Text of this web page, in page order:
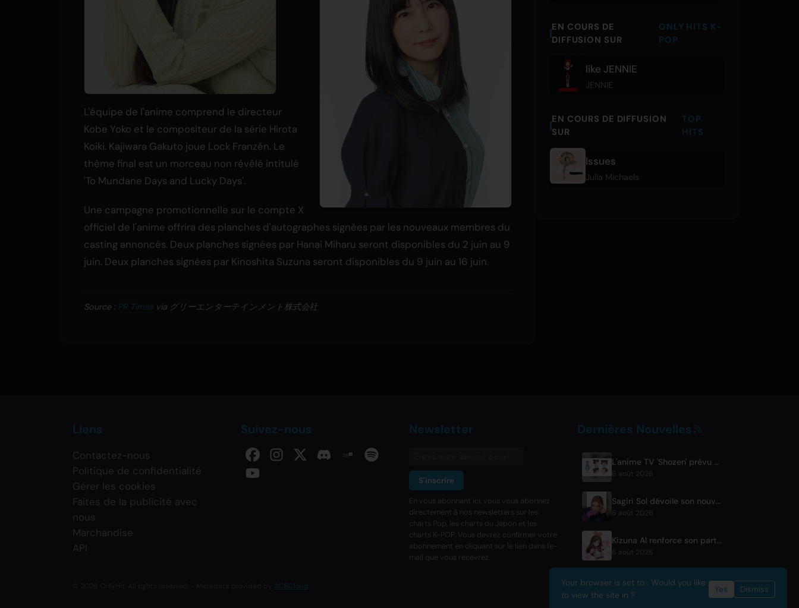
L'équipe de l'anime comprend le directeur
Kobe Yoko et le compositeur de la série Hirota
Koiki. Kajiwara Gakuto joue Lock Franzén. Le
thème final est un morceau non révélé intitulé
'To Mundane Days and Lucky Days'.
Une campagne promotionnelle sur le compte X
officiel de l'anime offrira des planches d'autographes signées par les nouveaux membres du
casting annoncés. Deux planches signées par Hanai Miharu seront disponibles du 2 juin au 9
juin. Deux planches signées par Kinoshita Suzuna seront disponibles du 9 juin au 16 juin.
Source : PR Times via グリーエンターテインメント株式会社
EN COURS DE
DIFFUSION SUR
ONLY HITS K-
POP
like JENNIE
JENNIE
EN COURS DE DIFFUSION
SUR
TOP
HITS
Issues
Julia Michaels
Liens
Contactez-nous
Politique de confidentialité
Gérer les cookies
Faites de la publicité avec
nous
Marchandise
API
Suivez-nous Newsletter
S'inscrire
En vous abonnant ici, vous vous abonnez
directement à nos newsletters sur les
charts Pop, les charts du Japon et les
charts K-POP. Vous devrez confirmer votre
abonnement en cliquant sur le lien dans l'e-
mail que vous recevrez.
Dernières Nouvelles
L'anime TV 'Shozen' prévu pour avril 2027 sur Fuji TV
6 août 2026
Sagiri Sol dévoile son nouveau single 'next to your love' après une pause
6 août 2026
Kizuna AI renforce son partenariat avec Asobisystem avant la tournée mondiale pour son 10e anniversaire
6 août 2026
ACRCloud
Your browser is set to . Would you like
to view the site in ?
Yes Dismiss